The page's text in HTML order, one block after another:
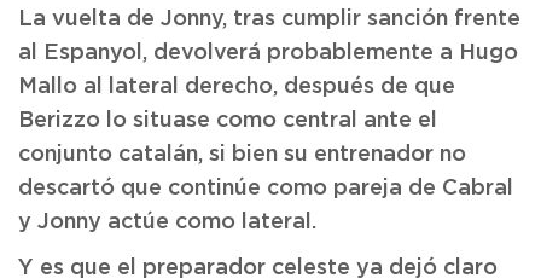
La vuelta de Jonny, tras cumplir sanción frente
al Espanyol, devolverá probablemente a Hugo
Mallo al lateral derecho, después de que
Berizzo lo situase como central ante el
conjunto catalán, si bien su entrenador no
descartó que continúe como pareja de Cabral
y Jonny actúe como lateral.
Y es que el preparador celeste ya dejó claro